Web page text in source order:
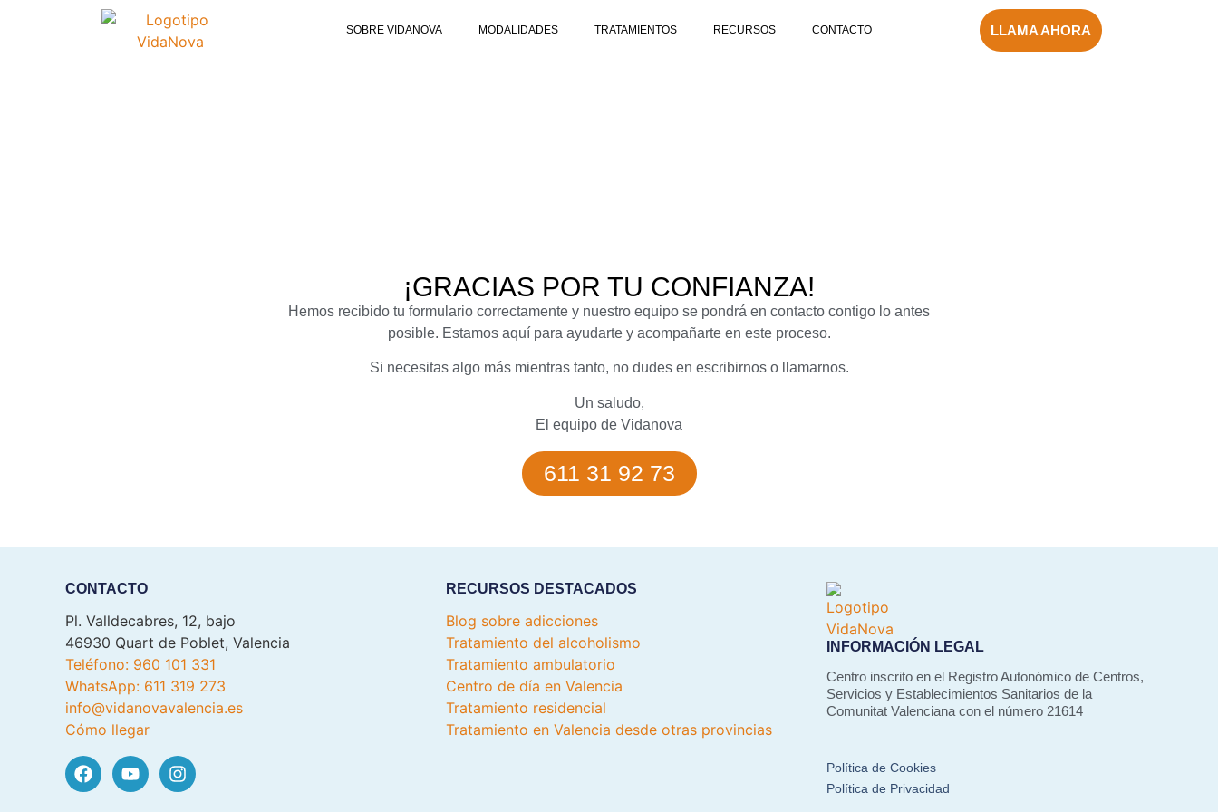
LLAMA AHORA
SOBRE VIDANOVA MODALIDADES TRATAMIENTOS RECURSOS CONTACTO
¡GRACIAS POR TU CONFIANZA!
Hemos recibido tu formulario correctamente y nuestro equipo se pondrá en contacto contigo lo antes
posible. Estamos aquí para ayudarte y acompañarte en este proceso.
Si necesitas algo más mientras tanto, no dudes en escribirnos o llamarnos.
Un saludo,
El equipo de Vidanova
611 31 92 73
CONTACTO
Pl. Valldecabres, 12, bajo
46930 Quart de Poblet, Valencia
Teléfono: 960 101 331
WhatsApp: 611 319 273
info@vidanovavalencia.es
Cómo llegar
RECURSOS DESTACADOS
Blog sobre adicciones
Tratamiento del alcoholismo
Tratamiento ambulatorio
Centro de día en Valencia
Tratamiento residencial
Tratamiento en Valencia desde otras provincias
INFORMACIÓN LEGAL
Centro inscrito en el Registro Autonómico de Centros,
Servicios y Establecimientos Sanitarios de la
Comunitat Valenciana con el número 21614
Política de Cookies
Política de Privacidad